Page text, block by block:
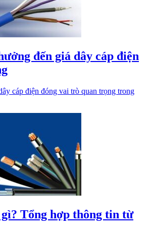
đến giá dây cáp điện
cáp điện đóng vai trò quan trọng trong
Tổng hợp thông tin từ